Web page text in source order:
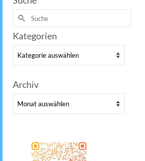
Suche
nach:
Kategorien
Kategorien
Archiv
Archiv